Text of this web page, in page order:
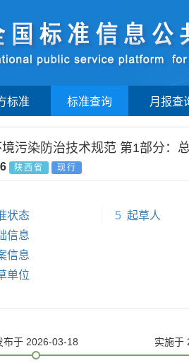
标准 标准查询 月报查
污染防治技术规范 第1部分：
陕西省 现行
状态
信息
信息
单位
5 起草人
布于 2026-03-18 实施于